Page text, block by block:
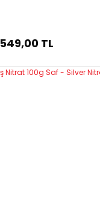
549,00 TL